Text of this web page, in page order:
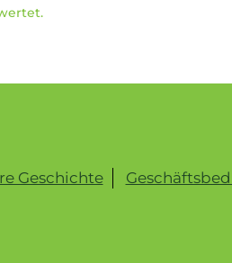
Geschichte